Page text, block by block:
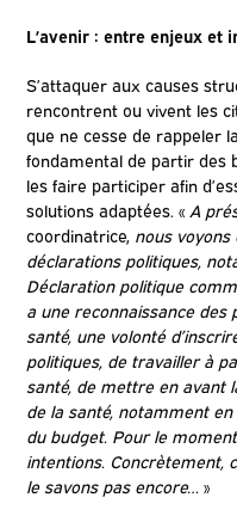
L’avenir : entre enjeux et
S’attaquer aux causes
rencontrent ou vivent les
que ne cesse de rappeler
fondamental de partir des
les faire participer afin
solutions adaptées. « A
coordinatrice, nous
déclarations politiques,
Déclaration politique
a une reconnaissance
santé, une volonté
politiques, de travailler à
santé, de mettre en avant
de la santé, notamment
du budget. Pour le
intentions. Concrètement,
le savons pas encore… »